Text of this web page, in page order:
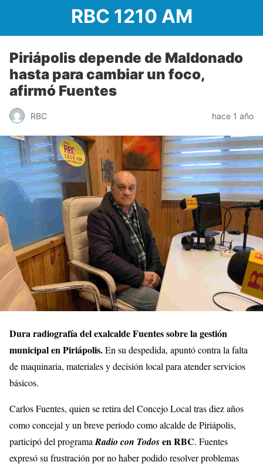
RBC 1210 AM
Piriápolis depende de Maldonado
hasta para cambiar un foco,
afirmó Fuentes
RBC hace 1 año
Dura radiografía del exalcalde Fuentes sobre la gestión
municipal en Piriápolis.En su despedida, apuntó contra la falta
de maquinaria, materiales y decisión local para atender servicios
básicos.
Carlos Fuentes, quien se retira del Concejo Local tras diez años
como concejal y un breve período como alcalde de Piriápolis,
participó del programaRadio con Todosen RBC. Fuentes
expresó su frustración por no haber podido resolver problemas